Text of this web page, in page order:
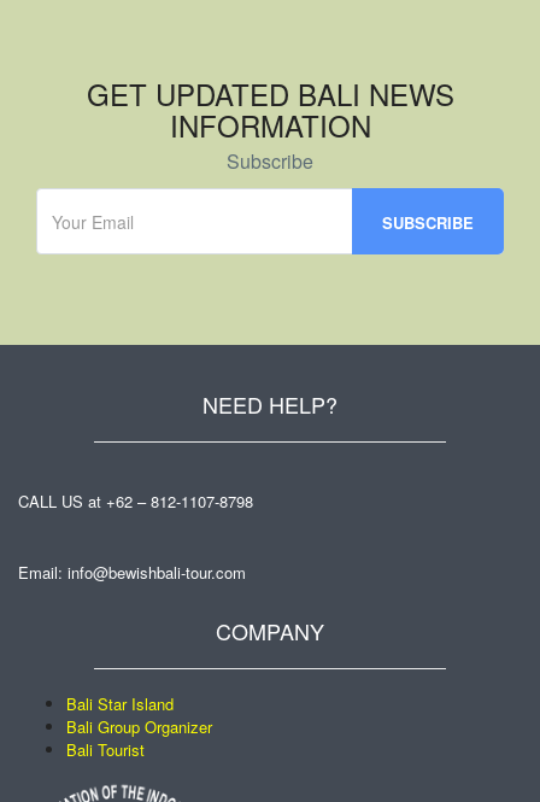
GET UPDATED BALI NEWS
INFORMATION
Subscribe
NEED HELP?
CALL US at +62 – 812-1107-8798
Email: info@bewishbali-tour.com
COMPANY
Bali Star Island
Bali Group Organizer
Bali Tourist